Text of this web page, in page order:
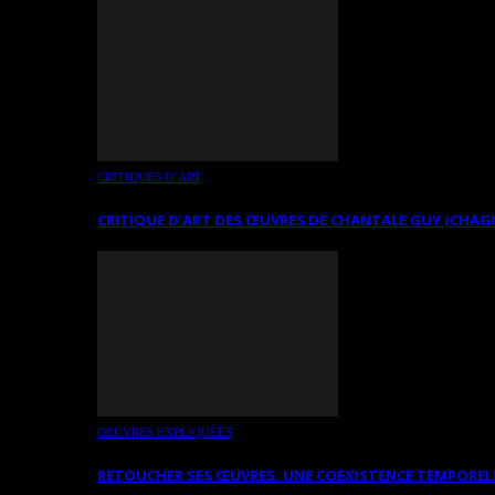
CRITIQUES D’ART
CRITIQUE D’ART DES ŒUVRES DE CHANTALE GUY
OEUVRES EXPLIQUÉES
RETOUCHER SES ŒUVRES. UNE COEXISTENCE